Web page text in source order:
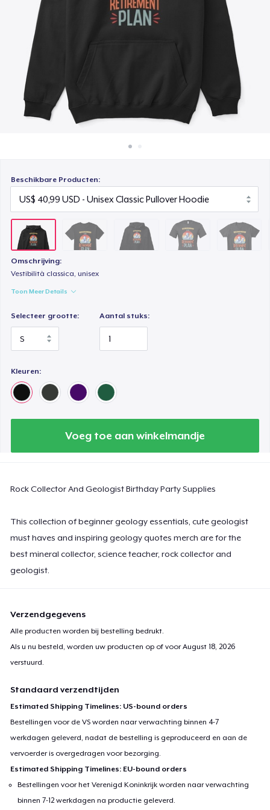
Verkoop overal
Beschikbare Producten:
Omschrijving:
Vestibilità classica, unisex
Toon Meer Details
Selecteer grootte: Aantal stuks:
Kleuren:
Voeg toe aan winkelmandje
Rock Collector And Geologist Birthday Party Supplies
This collection of beginner geology essentials, cute geologist
must haves and inspiring geology quotes merch are for the
best mineral collector, science teacher, rock collector and
geologist.
Verzendgegevens
Alle producten worden bij bestelling bedrukt.
Als u nu besteld, worden uw producten op of voorAugust 18, 2026
verstuurd.
Standaard verzendtijden
Estimated Shipping Timelines: US-bound orders
Bestellingen voor de VS worden naar verwachting binnen 4-7
werkdagen geleverd, nadat de bestelling is geproduceerd en aan de
vervoerder is overgedragen voor bezorging.
Estimated Shipping Timelines: EU-bound orders
Bestellingen voor het Verenigd Koninkrijk worden naar verwachting
binnen 7-12 werkdagen na productie geleverd.
Unisex Premium Pullover Hoodie
Bella Canvas 3001 | Classic Unisex Jersey T-Shirt
Comfort Tee
US$ 23,99
Women's Classic Tee
US$ 23,99
Heavy Tee
US$ 44,99
Classic Long Sleeve Tee
US$ 30,99
US$ 24,99